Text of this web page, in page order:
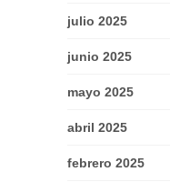
julio 2025
junio 2025
mayo 2025
abril 2025
febrero 2025